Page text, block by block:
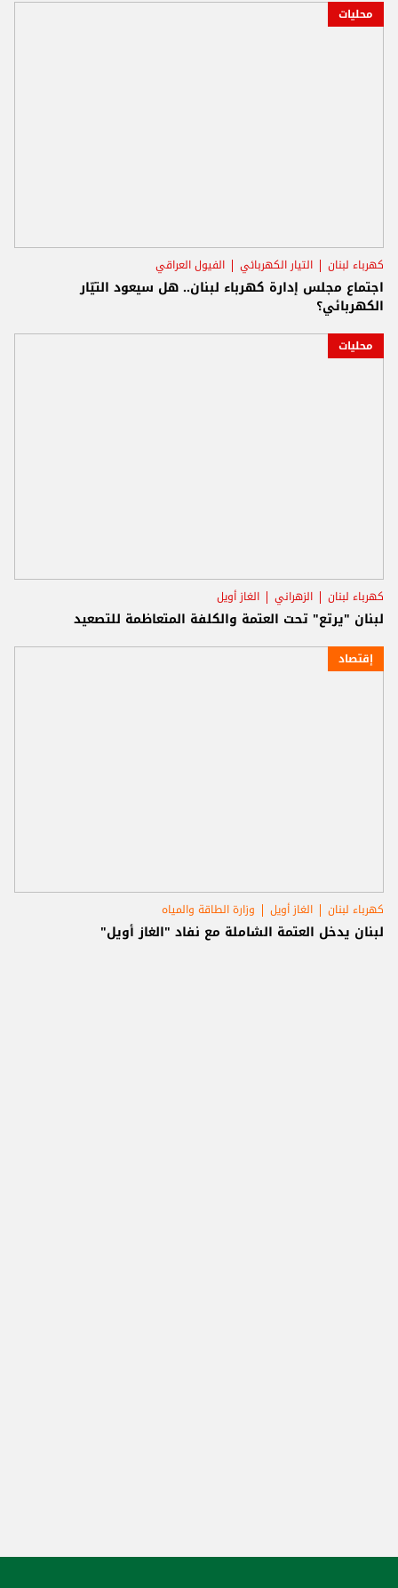
محليات
كهرباء لبنان التيار الكهربائي الفيول العراقي
اجتماع مجلس إدارة كهرباء لبنان.. هل سيعود التيّار
الكهربائي؟
محليات
كهرباء لبنان الزهراني الغاز أويل
لبنان "يرتع" تحت العتمة والكلفة المتعاظمة للتصعيد
إقتصاد
كهرباء لبنان الغاز أويل وزارة الطاقة والمياه
لبنان يدخل العتمة الشاملة مع نفاد "الغاز أويل"